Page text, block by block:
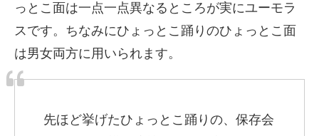
っとこ面は一点一点異なるところが実にユーモラ
スです。ちなみにひょっとこ踊りのひょっとこ面
は男女両方に用いられます。
先ほど挙げたひょっとこ踊りの、保存会